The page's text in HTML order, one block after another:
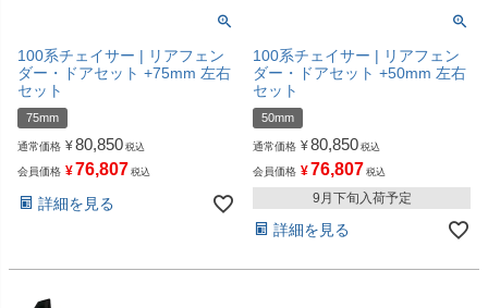
100系チェイサー | リアフェン
ダー・ドアセット +75mm 左右
セット
75mm
通常価格 ¥80,850 税込
会員価格 ¥76,807 税込
詳細を見る
100系チェイサー | リアフェン
ダー・ドアセット +50mm 左右
セット
50mm
通常価格 ¥80,850 税込
会員価格 ¥76,807 税込
9月下旬入荷予定
詳細を見る